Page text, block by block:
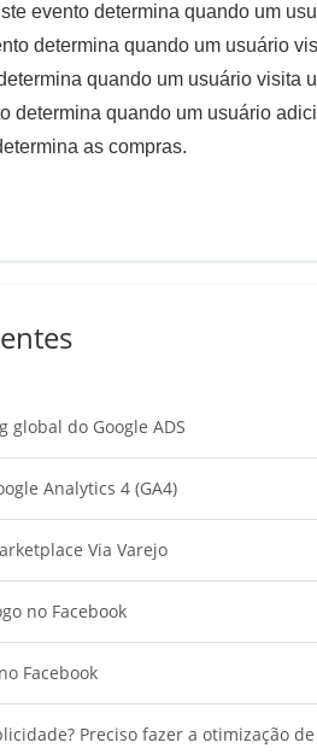
evento determina quando um
determina quando um usuário
quando um usuário visita
determina quando um usuário
as compras.
global do Google ADS
Analytics 4 (GA4)
Via Varejo
no Facebook
Facebook
Preciso fazer a otimização